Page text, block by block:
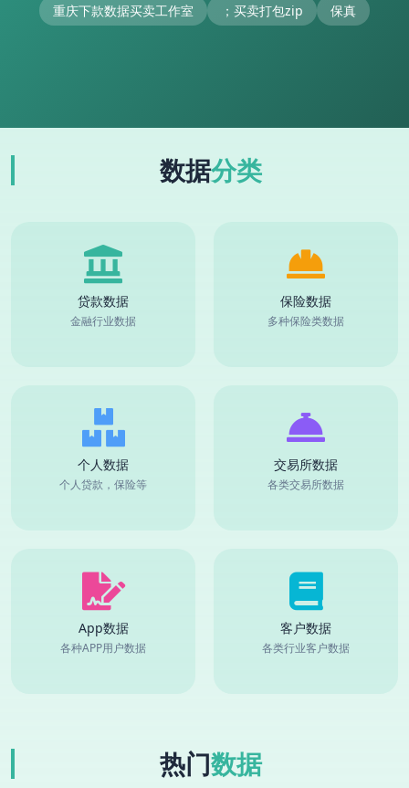
重庆下款数据买卖工作室 ；买卖打包zip 保真
数据分类
贷款数据
金融行业数据
保险数据
多种保险类数据
个人数据
个人贷款，保险等
交易所数据
各类交易所数据
App数据
各种APP用户数据
客户数据
各类行业客户数据
热门数据